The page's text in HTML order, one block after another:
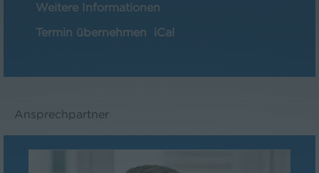
Weitere Informationen
Termin übernehmen
iCal
Ansprechpartner